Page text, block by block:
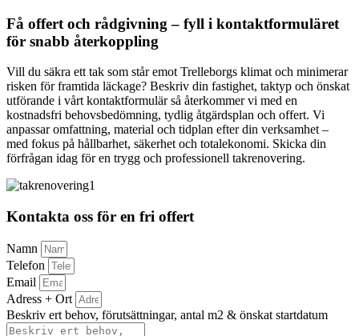
Få offert och rådgivning – fyll i kontaktformuläret
för snabb återkoppling
Vill du säkra ett tak som står emot Trelleborgs klimat och minimerar
risken för framtida läckage? Beskriv din fastighet, taktyp och önskat
utförande i vårt kontaktformulär så återkommer vi med en
kostnadsfri behovsbedömning, tydlig åtgärdsplan och offert. Vi
anpassar omfattning, material och tidplan efter din verksamhet –
med fokus på hållbarhet, säkerhet och totalekonomi. Skicka din
förfrågan idag för en trygg och professionell takrenovering.
Kontakta oss för en fri offert
Namn
Telefon
Email
Adress + Ort
Beskriv ert behov, förutsättningar, antal m2 & önskat startdatum